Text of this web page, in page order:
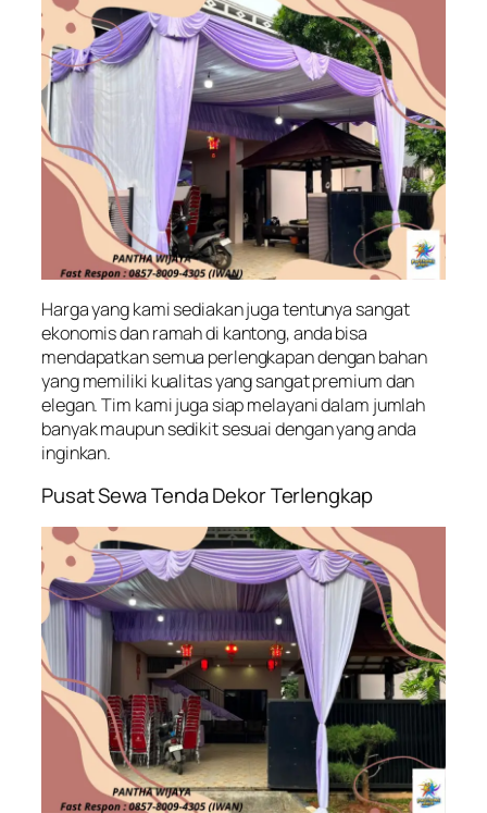
Harga yang kami sediakan juga tentunya sangat
ekonomis dan ramah di kantong, anda bisa
mendapatkan semua perlengkapan dengan bahan
yang memiliki kualitas yang sangat premium dan
elegan. Tim kami juga siap melayani dalam jumlah
banyak maupun sedikit sesuai dengan yang anda
inginkan.
Pusat Sewa Tenda Dekor Terlengkap